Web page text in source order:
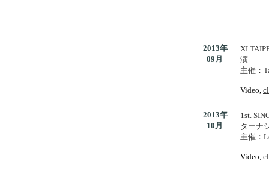
2013年
09月
XI
演
主催：
Video,
2013年
10月
1st.
ター
主催：
Video,